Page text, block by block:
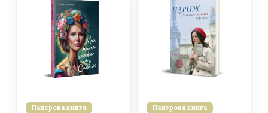
Паперова книга Паперова книга